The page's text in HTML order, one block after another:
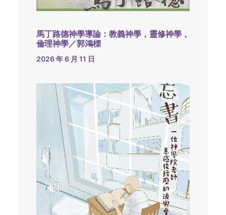
馬丁路德神學導論：教義神學，靈修神學，
倫理神學／郭鴻標
2026 年 6 月 11 日